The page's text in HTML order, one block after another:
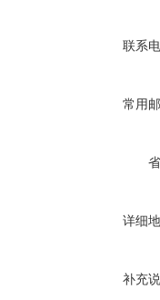
联系
常用
详细
补充